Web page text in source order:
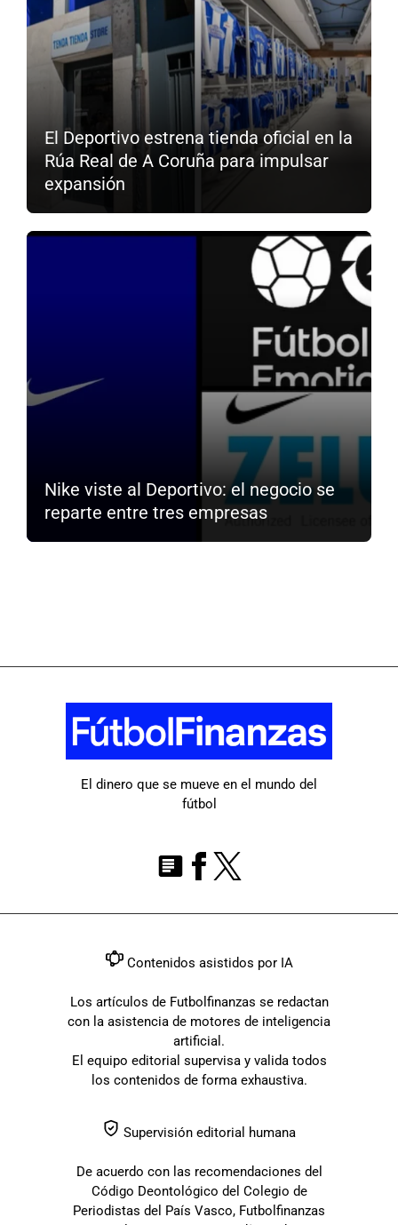
El Deportivo estrena tienda oficial en la
Rúa Real de A Coruña para impulsar
expansión
Nike viste al Deportivo: el negocio se
reparte entre tres empresas
El dinero que se mueve en el mundo del
fútbol
Contenidos asistidos por IA
Los artículos de Futbolfinanzas se redactan
con la asistencia de motores de inteligencia
artificial.
El equipo editorial supervisa y valida todos
los contenidos de forma exhaustiva.
Supervisión editorial humana
De acuerdo con las recomendaciones del
Código Deontológico del Colegio de
Periodistas del País Vasco, Futbolfinanzas